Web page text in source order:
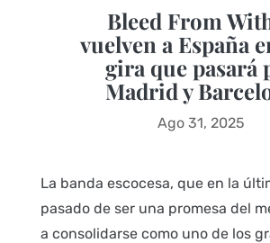
Bleed From
vuelven a España
gira que pasará
Madrid y
Ago 31, 2025
La banda escocesa, que en la
pasado de ser una promesa del
a consolidarse como uno de los